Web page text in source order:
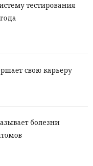
тестирования
свою карьеру
болезни